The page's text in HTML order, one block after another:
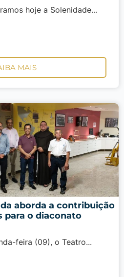
hoje a Solenidade...
MAIS
aborda a contribuição
para o diaconato
feira (09), o Teatro...